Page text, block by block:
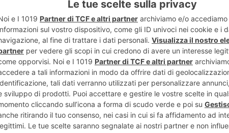
LASCIA UN COMMENTO